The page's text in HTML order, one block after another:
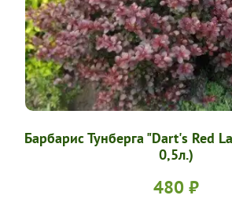
КОНТАКТЫ
Барбарис Тунберга "Dart's Red
0,5л.)
480 ₽